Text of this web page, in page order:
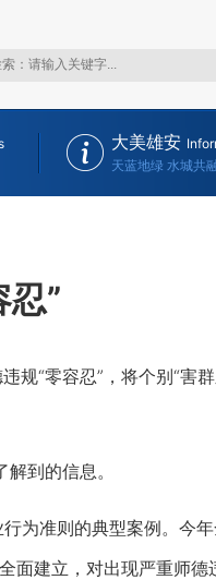
大美雄安
天蓝地绿 水城共
”
“零容忍”，将个别“害群
到的信息。
为准则的典型案例。今
面建立，对出现严重师德